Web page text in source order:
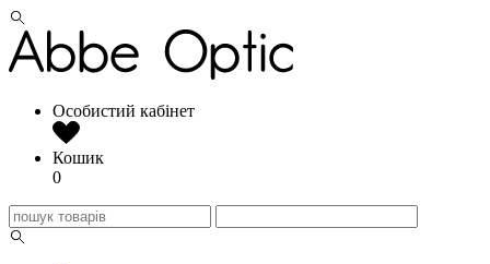
Особистий кабінет
Кошик
0